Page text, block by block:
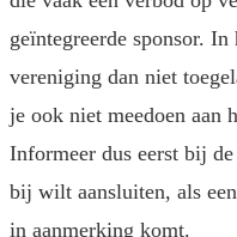
geïntegreerde sponsor.
vereniging dan niet
je ook niet meedoen aan
Informeer dus eerst bij
bij wilt aansluiten, als
in aanmerking komt.